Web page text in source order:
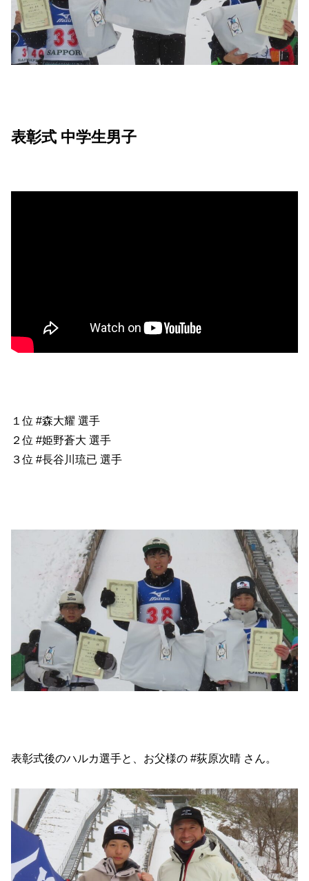
表彰式 中学生男子
１位 #森大耀 選手
２位 #姫野蒼大 選手
３位 #長谷川琉已 選手
表彰式後のハルカ選手と、お父様の #荻原次晴 さん。